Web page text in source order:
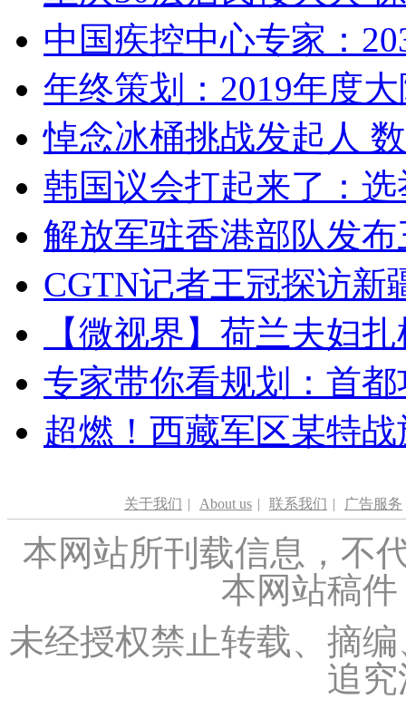
中国疾控中心专家：
年终策划：2019年度
悼念冰桶挑战发起人
韩国议会打起来了：
解放军驻香港部队发
CGTN记者王冠探访新
【微视界】荷兰夫妇
专家带你看规划：首
超燃！西藏军区某特
关于我们 | About us | 联系我们 | 广告服务
本网站所刊载信息，不
本网站稿
未经授权禁止转载、摘
追